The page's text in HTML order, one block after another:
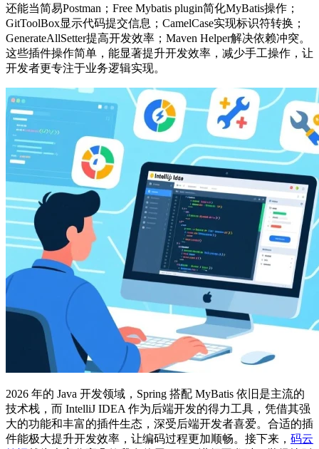
还能当简易Postman；Free Mybatis plugin简化MyBatis操作；
GitToolBox显示代码提交信息；CamelCase实现标识符转换；
GenerateAllSetter提高开发效率；Maven Helper解决依赖冲突。
这些插件操作简单，能显著提升开发效率，减少手工操作，让
开发者更专注于业务逻辑实现。
2026 年的 Java 开发领域，Spring 搭配 MyBatis 依旧是主流的
技术栈，而 IntelliJ IDEA 作为后端开发的得力工具，凭借其强
大的功能和丰富的插件生态，深受后端开发者喜爱。合适的插
件能极大提升开发效率，让编码过程更加顺畅。接下来， 码云